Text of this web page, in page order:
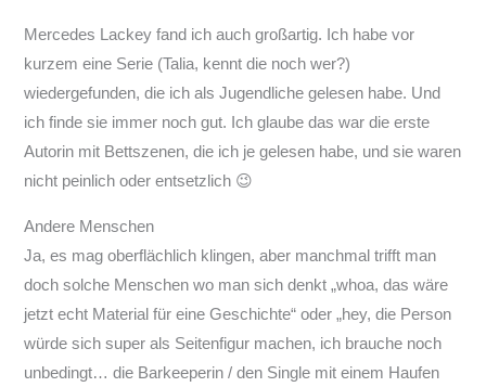
Mercedes Lackey fand ich auch großartig. Ich habe vor
kurzem eine Serie (Talia, kennt die noch wer?)
wiedergefunden, die ich als Jugendliche gelesen habe. Und
ich finde sie immer noch gut. Ich glaube das war die erste
Autorin mit Bettszenen, die ich je gelesen habe, und sie waren
nicht peinlich oder entsetzlich 😉
Andere Menschen
Ja, es mag oberflächlich klingen, aber manchmal trifft man
doch solche Menschen wo man sich denkt „whoa, das wäre
jetzt echt Material für eine Geschichte“ oder „hey, die Person
würde sich super als Seitenfigur machen, ich brauche noch
unbedingt… die Barkeeperin / den Single mit einem Haufen